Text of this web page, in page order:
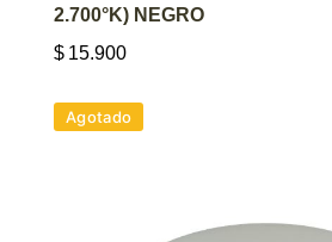
2.700°K) NEGRO
$ 15.900
Agotado